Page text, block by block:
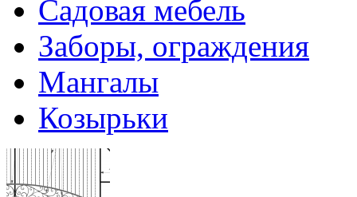
Садовая мебель
Заборы, ограждения
Мангалы
Козырьки